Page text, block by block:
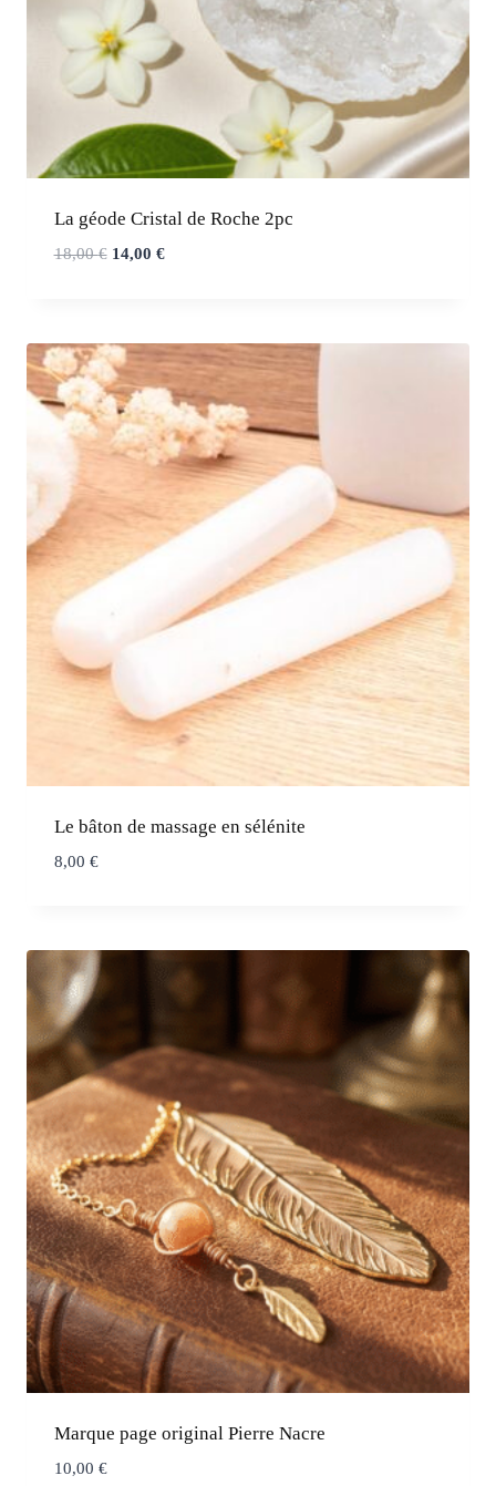
La géode Cristal de Roche 2pc
18,00€ Le
18,00 €.
14,00 €Le
14,00 €.
Le bâton de massage en sélénite
8,00 €
Marque page original Pierre Nacre
10,00 €